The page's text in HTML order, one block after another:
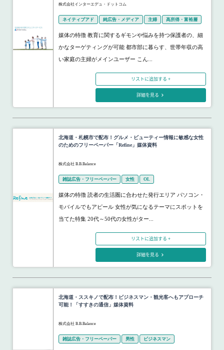
株式会社インターエデュ・ドットコム
ネイティブアド 純広告・メディア 主婦 高所得・富裕層
媒体の特徴 教育に関するギモンや悩みを持つ保護者の、細
かなターゲティングが可能 都市部に暮らす、世帯年収の高
い家庭の主婦がメインユーザー こん...
リストに追加する +
詳細を見る
北海道・札幌市で配布！グルメ・ビューティー情報に敏感な女性
のためのフリーペーパー「Refine」媒体資料
株式会社 B.B.Balance
雑誌広告・フリーペーパー 女性 OL
媒体の特徴 読者の生活圏に合わせた発行エリア パソコン・
モバイルでもアピール 女性が気になるテーマにスポットを
当てた特集 20代～50代の女性がター...
リストに追加する +
詳細を見る
北海道・ススキノで配布！ビジネスマン・観光客へもアプローチ
可能！「すすきの通信」媒体資料
株式会社 B.B.Balance
雑誌広告・フリーペーパー 男性 ビジネスマン